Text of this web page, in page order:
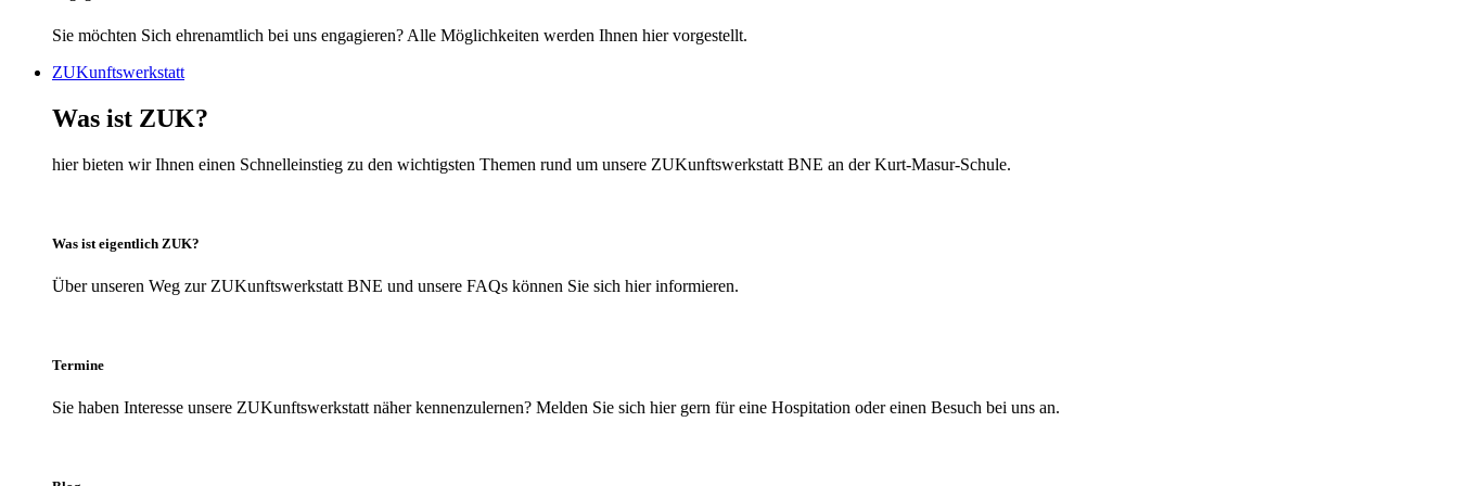
Sie möchten Sich ehrenamtlich bei uns engagieren? Alle Möglichkeiten werden Ihnen hier vorgestellt.
ZUKunftswerkstatt
Was ist ZUK?
hier bieten wir Ihnen einen Schnelleinstieg zu den wichtigsten Themen rund um unsere ZUKunftswerkstatt BNE an der Kurt-Masur-Schule.
Was ist eigentlich ZUK?
Über unseren Weg zur ZUKunftswerkstatt BNE und unsere FAQs können Sie sich hier informieren.
Termine
Sie haben Interesse unsere ZUKunftswerkstatt näher kennenzulernen? Melden Sie sich hier gern für eine Hospitation oder einen Besuch bei uns an.